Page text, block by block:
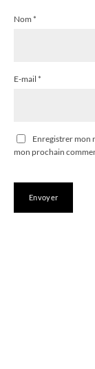
Nom *
E-mail *
Enregistrer mon
mon prochain